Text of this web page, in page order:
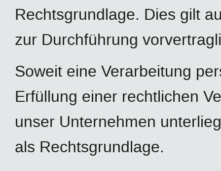
Rechtsgrundlage. Dies gilt
zur Durchführung
Soweit eine Verarbeitung
Erfüllung einer rechtlichen
unser Unternehmen
als Rechtsgrundlage.